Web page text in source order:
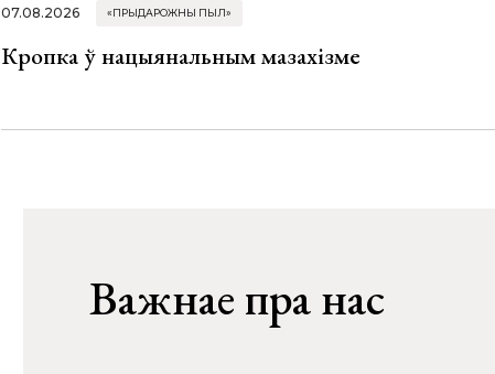
07.08.2026 «ПРЫДАРОЖНЫ ПЫЛ»
Кропка ў нацыянальным мазахізме
Важнае пра нас